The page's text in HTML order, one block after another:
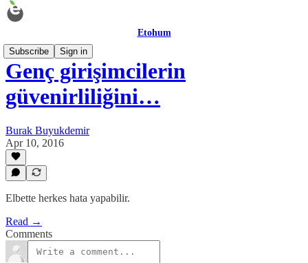
Etohum
Subscribe
Sign in
Genç girişimcilerin
güvenirliliğini…
Burak Buyukdemir
Apr 10, 2016
Elbette herkes hata yapabilir.
Read →
Comments